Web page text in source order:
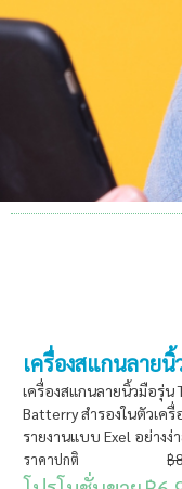
เครื่องสแกนลาย
เครื่องสแกนลายนิ้วมือรุ่น
Batterry สำรองในตัวเค
รายงานแบบ Exel อย่างง่
ราคาปกติ ฿